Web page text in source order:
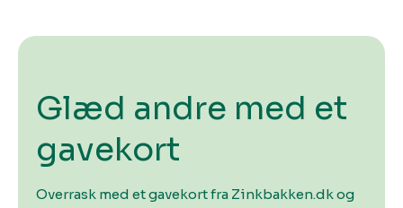
Glæd andre med et
gavekort
Overrask med et gavekort fra Zinkbakken.dk og